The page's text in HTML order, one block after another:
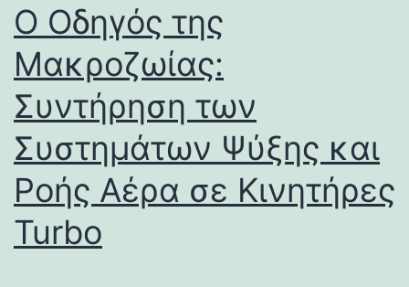
Ο Οδηγός της
Μακροζωίας:
Συντήρηση των
Συστημάτων Ψύξης και
Ροής Αέρα σε Κινητήρες
Turbo